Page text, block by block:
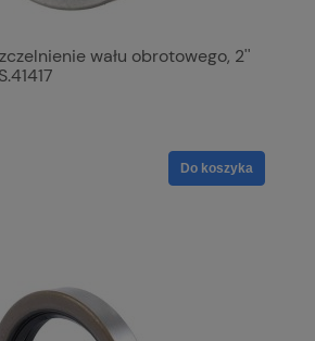
wału obrotowego, 2''
Do koszyka